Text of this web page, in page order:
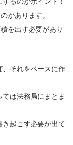
るのがポイント！
があります。
を出す必要があり
、それをベースに作
は法務局にまとま
き起こす必要が出て